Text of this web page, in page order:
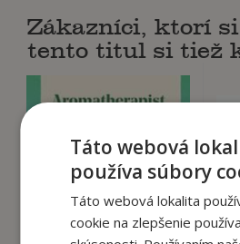
Zákazníci, ktorí
tento titul si tiež
Táto webová
používa súbory
Táto webová lokalita
cookie na zlepšenie